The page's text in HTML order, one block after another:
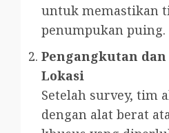
untuk memastikan
penumpukan puing.
Pengangkutan
Lokasi
Setelah survey, tim
dengan alat berat